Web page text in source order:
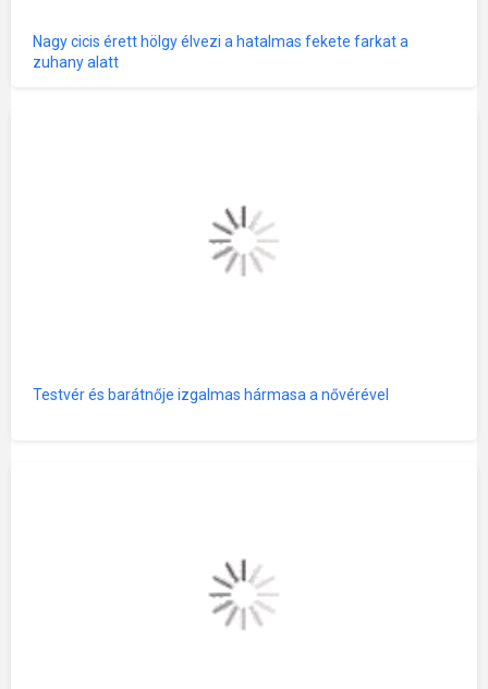
Nagy cicis érett hölgy élvezi a hatalmas fekete farkat a
zuhany alatt
Testvér és barátnője izgalmas hármasa a nővérével